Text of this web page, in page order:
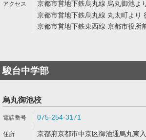
京都市営地下鉄烏丸線 烏丸御池よ
京都市営地下鉄烏丸線 丸太町より
京都市営地下鉄東西線 京都市役所
駿台中学部
烏丸御池校
075-254-3171
京都府京都市中京区御池通烏丸東